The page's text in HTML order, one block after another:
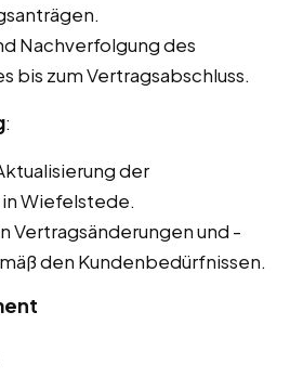
Nachverfolgung des
bis zum Vertragsabschluss.
:
der
Wiefelstede.
Vertragsänderungen und -
den Kundenbedürfnissen.